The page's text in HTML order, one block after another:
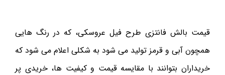
قیمت بالش فانتزی طرح فیل عروسکی، که در رنگ هایی
همچون آبی و قرمز تولید می شود به شکلی اعلام می شود که
خریداران بتوانند با مقایسه قیمت و کیفیت ها، خریدی پر